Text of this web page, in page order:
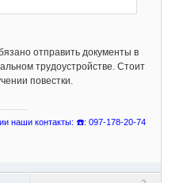
отправить документы в
трудоустройстве. Стоит
повестки.
наши контакты: ☎️: 097-178-20-74